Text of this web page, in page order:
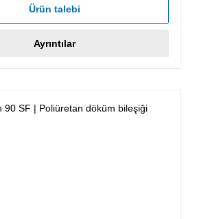
Ürün talebi
Ayrıntılar